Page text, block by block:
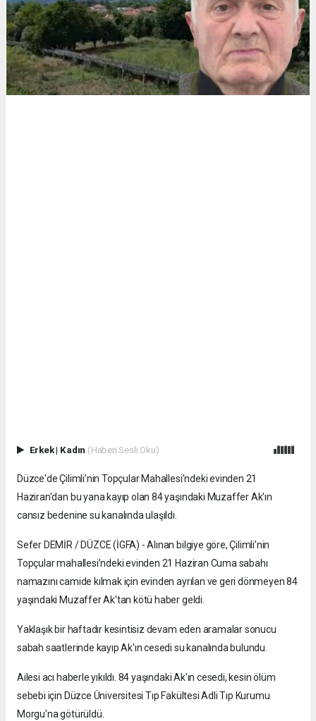
Erkek| Kadın (Haberi Sesli Oku)
Düzce'de Çilimli’nin Topçular Mahallesi’ndeki evinden 21
Haziran'dan bu yana kayıp olan 84 yaşındaki Muzaffer Ak'ın
cansız bedenine su kanalında ulaşıldı.
Sefer DEMİR / DÜZCE (İGFA) - Alınan bilgiye göre, Çilimli’nin
Topçular mahallesi’ndeki evinden 21 Haziran Cuma sabahı
namazını camide kılmak için evinden ayrılan ve geri dönmeyen 84
yaşındaki Muzaffer Ak'tan kötü haber geldi.
Yaklaşık bir haftadır kesintisiz devam eden aramalar sonucu
sabah saatlerinde kayıp Ak'ın cesedi su kanalında bulundu.
Ailesi acı haberle yıkıldı. 84 yaşındaki Ak'ın cesedi, kesin ölüm
sebebi için Düzce Üniversitesi Tıp Fakültesi Adli Tıp Kurumu
Morgu'na götürüldü.